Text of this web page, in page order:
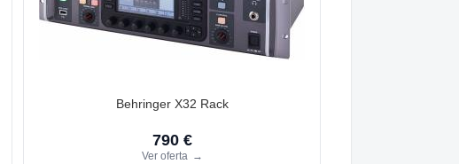
Behringer X32 Rack
790 €
Ver oferta →